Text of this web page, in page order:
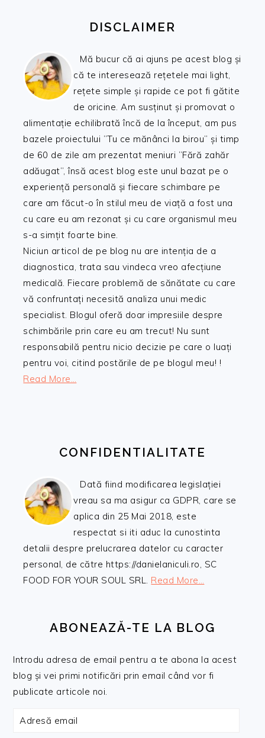
DISCLAIMER
Mă bucur că ai ajuns pe acest blog și
că te interesează rețetele mai light,
rețete simple și rapide ce pot fi gătite
de oricine. Am susținut și promovat o
alimentație echilibrată încă de la început, am pus
bazele proiectului ”Tu ce mănânci la birou” și timp
de 60 de zile am prezentat meniuri ”Fără zahăr
adăugat”, însă acest blog este unul bazat pe o
experiență personală și fiecare schimbare pe
care am făcut-o în stilul meu de viață a fost una
cu care eu am rezonat și cu care organismul meu
s-a simțit foarte bine.
Niciun articol de pe blog nu are intenția de a
diagnostica, trata sau vindeca vreo afecțiune
medicală. Fiecare problemă de sănătate cu care
vă confruntați necesită analiza unui medic
specialist. Blogul oferă doar impresiile despre
schimbările prin care eu am trecut! Nu sunt
responsabilă pentru nicio decizie pe care o luați
pentru voi, citind postările de pe blogul meu! !
Read More…
CONFIDENTIALITATE
Dată fiind modificarea legislației
vreau sa ma asigur ca GDPR, care se
aplica din 25 Mai 2018, este
respectat si iti aduc la cunostinta
detalii despre prelucrarea datelor cu caracter
personal, de către https://danielaniculi.ro, SC
FOOD FOR YOUR SOUL SRL. Read More…
ABONEAZĂ-TE LA BLOG
Introdu adresa de email pentru a te abona la acest
blog și vei primi notificări prin email când vor fi
publicate articole noi.
Adresă